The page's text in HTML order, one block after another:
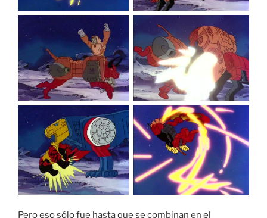
Pero eso sólo fue hasta que se combinan en el